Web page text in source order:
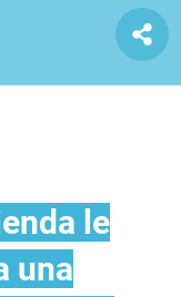
le
una